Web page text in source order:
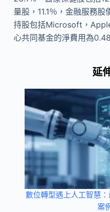
量股，11.1％，金融服務
持股包括Microsoft，
心共同基金的淨費用為
延
數位轉型遇上人工智慧
案